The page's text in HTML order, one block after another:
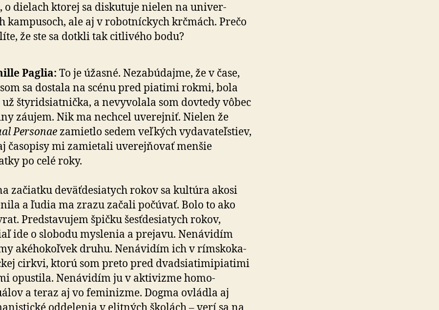
o dielach ktorej sa disku­tuje nielen na uni­ver­
kampusoch, ale aj v robotníckych krčmách. Prečo
že ste sa dotkli tak citlivého bodu?
Paglia: To je úžasné. Nezabúdajme, že v čase,
sa dostala na scénu pred piatimi rokmi, bola
už štyridsiat­nička, a ne­vy­vo­lala som dovtedy vôbec
záujem. Nik ma nechcel uverejniť. Nielen že
Personaezamietlo sedem veľkých vyda­va­teľ­stiev,
časopisy mi zamietali uve­rej­ňovať menšie
po celé roky.
začiatku deväť­de­siatych rokov sa kultúra akosi
a ľudia ma zrazu začali počúvať. Bolo to ako
Predstavujem špičku šesť­de­siatych rokov,
ide o slobodu myslenia a prejavu. Nenávidím
aké­ho­koľ­vek druhu. Nenávidím ich v rímsko­ka­
cirkvi, ktorú som preto pred dvad­sia­ti­mi­pia­timi
opustila. Nenávidím ju v aktivizme homo­
a teraz aj vo femi­nizme. Dogma ovládla aj